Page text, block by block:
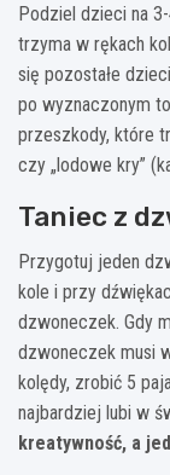
Podziel dzieci na
trzyma w rękach
się pozostałe
po wyznaczonym
przeszkody, które
czy „lodowe kry”
Taniec z
Przygotuj jeden
kole i przy
dzwoneczek. Gdy
dzwoneczek musi
kolędy, zrobić 5
najbardziej lubi w
kreatywność, a